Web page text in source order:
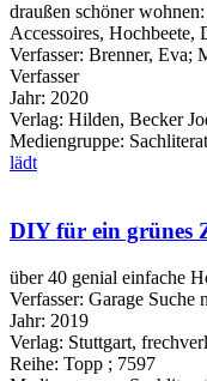
draußen schöner
Accessoires, Hochbeete,
Verfasser: Brenner, Eva;
Verfasser
Jahr: 2020
Verlag: Hilden, Becker
Mediengruppe:
lädt
DIY für ein grünes
über 40 genial einfache
Verfasser: Garage Suche
Jahr: 2019
Verlag: Stuttgart,
Reihe: Topp ; 7597